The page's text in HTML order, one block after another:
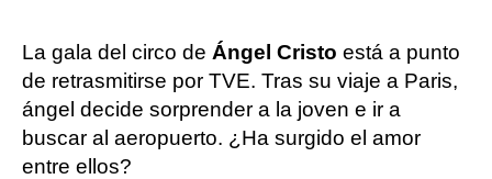
La gala del circo de Ángel Cristo está a punto
de retrasmitirse por TVE. Tras su viaje a Paris,
ángel decide sorprender a la joven e ir a
buscar al aeropuerto. ¿Ha surgido el amor
entre ellos?